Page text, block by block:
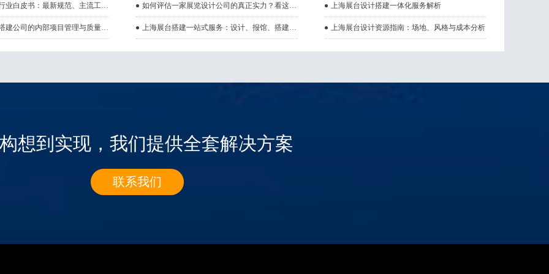
上海展览搭建行业白皮书：最新规范、主流工艺与成本解析 如何评估一家展览设计公司的真正实力？看这4个维度 上海展台设计搭建一体化服务解析
揭秘上海展台搭建公司的内部项目管理与质量控制体系 上海展台搭建一站式服务：设计、报馆、搭建、拆除全包解析 上海展台设计资源指南：场地、风格与成本分析
想到实现，我们提供全套解决方案
联系我们